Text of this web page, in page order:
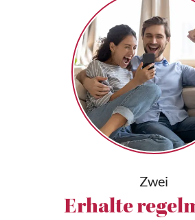
Zwei
Erhalte